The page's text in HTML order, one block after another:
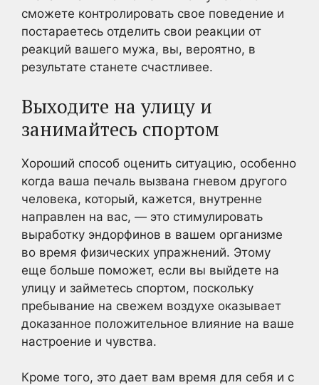
сможете контролировать свое поведение и
постараетесь отделить свои реакции от
реакций вашего мужа, вы, вероятно, в
результате станете счастливее.
Выходите на улицу и
занимайтесь спортом
Хороший способ оценить ситуацию, особенно
когда ваша печаль вызвана гневом другого
человека, который, кажется, внутренне
направлен на вас, — это стимулировать
выработку эндорфинов в вашем организме
во время физических упражнений. Этому
еще больше поможет, если вы выйдете на
улицу и займетесь спортом, поскольку
пребывание на свежем воздухе оказывает
доказанное положительное влияние на ваше
настроение и чувства.
Кроме того, это дает вам время для себя и с